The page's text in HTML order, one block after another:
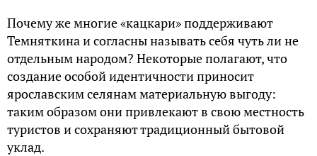
Почему же многие «кацкари» поддерживают
Темняткина и согласны называть себя чуть ли не
отдельным народом? Некоторые полагают, что
создание особой идентичности приносит
ярославским селянам материальную выгоду:
таким образом они привлекают в свою местность
туристов и сохраняют традиционный бытовой
уклад.